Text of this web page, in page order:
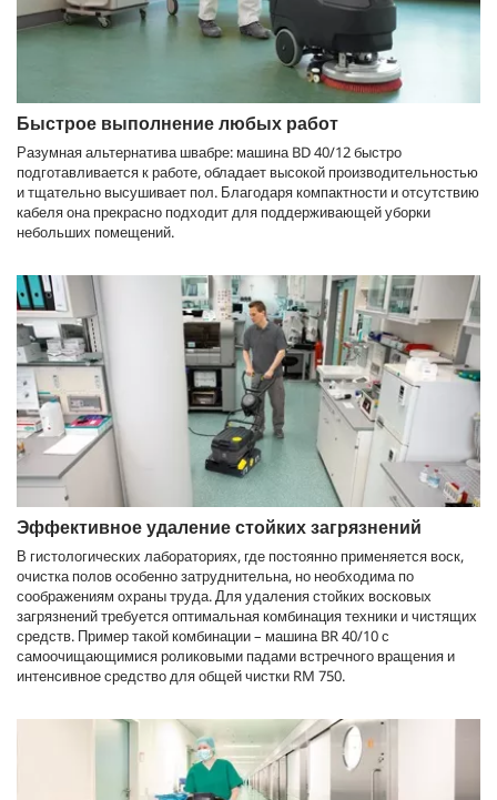
Быстрое выполнение любых работ
Разумная альтернатива швабре: машина BD 40/12 быстро
подготавливается к работе, обладает высокой производительностью
и тщательно высушивает пол. Благодаря компактности и отсутствию
кабеля она прекрасно подходит для поддерживающей уборки
небольших помещений.
Эффективное удаление стойких загрязнений
В гистологических лабораториях, где постоянно применяется воск,
очистка полов особенно затруднительна, но необходима по
соображениям охраны труда. Для удаления стойких восковых
загрязнений требуется оптимальная комбинация техники и чистящих
средств. Пример такой комбинации – машина BR 40/10 с
самоочищающимися роликовыми падами встречного вращения и
интенсивное средство для общей чистки RM 750.